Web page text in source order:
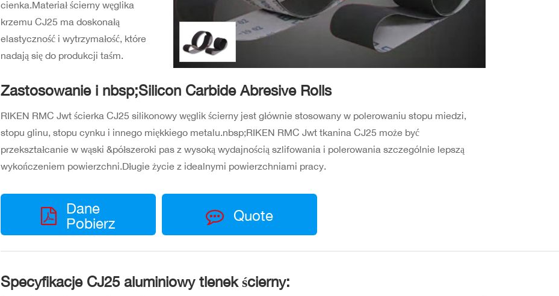
cienka.Materiał ścierny węglika
krzemu CJ25 ma doskonałą
elastyczność i wytrzymałość, które
nadają się do produkcji taśm.
Zastosowanie i nbsp;Silicon Carbide Abresive Rolls
RIKEN RMC Jwt ścierka CJ25 silikonowy węglik ścierny jest głównie stosowany w polerowaniu stopu miedzi,
stopu glinu, stopu cynku i innego miękkiego metalu.nbsp;RIKEN RMC Jwt tkanina CJ25 może być
przekształcanie w wąski &półszeroki pas z wysoką wydajnością szlifowania i polerowania szczególnie lepszą
wykończeniem powierzchni.Długie życie z idealnymi powierzchniami pracy.
Dane
Pobierz
Quote
Specyfikacje CJ25 aluminiowy tlenek ścierny: